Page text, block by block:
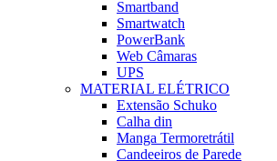
Smartband
Smartwatch
PowerBank
Web Câmaras
UPS
MATERIAL ELÉTRICO
Extensão Schuko
Calha din
Manga Termoretrátil
Candeeiros de Parede